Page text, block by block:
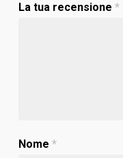
La tua recensione *
Nome *